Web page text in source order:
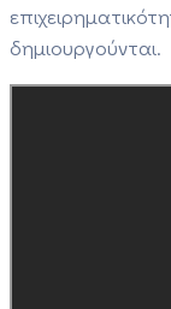
δημιουργούνται.